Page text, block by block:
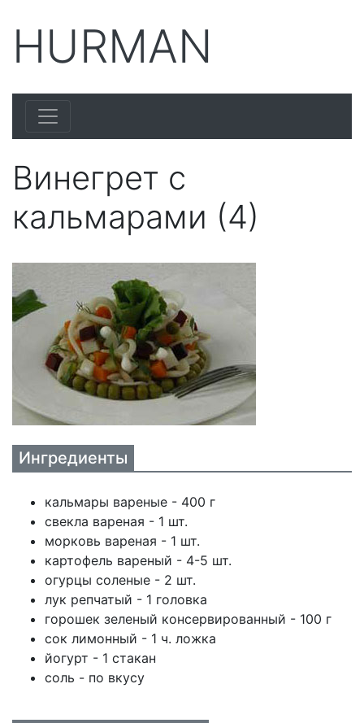
HURMAN
Винегрет с
кальмарами (4)
Ингредиенты
кальмары вареные - 400 г
свекла вареная - 1 шт.
морковь вареная - 1 шт.
картофель вареный - 4-5 шт.
огурцы соленые - 2 шт.
лук репчатый - 1 головка
горошек зеленый консервированный - 100 г
сок лимонный - 1 ч. ложка
йогурт - 1 стакан
соль - по вкусу